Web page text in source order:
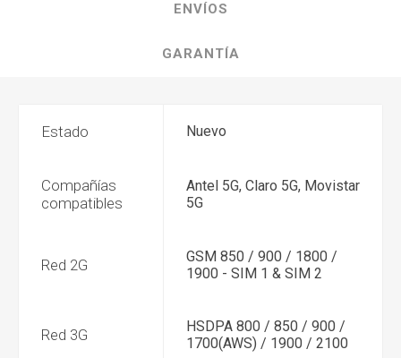
ENVÍOS
GARANTÍA
Estado Nuevo
Compañías
compatibles
Antel 5G, Claro 5G, Movistar
5G
Red 2G
GSM 850 / 900 / 1800 /
1900 - SIM 1 & SIM 2
Red 3G
HSDPA 800 / 850 / 900 /
1700(AWS) / 1900 / 2100